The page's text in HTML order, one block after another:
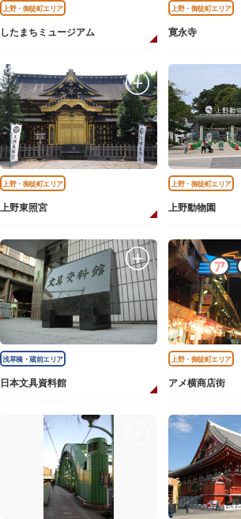
上野・御徒町エリア
したまちミュージアム
上野・御徒町エリア
寛永寺
上野・御徒町エリア
上野東照宮
上野・御徒町エリア
上野動物園
浅草橋・蔵前エリア
日本文具資料館
上野・御徒町エリア
アメ横商店街